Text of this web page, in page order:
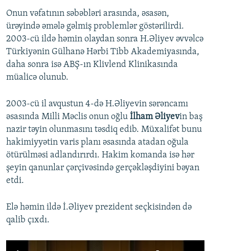
Onun vəfatının səbəbləri arasında, əsasən,
ürəyində əmələ gəlmiş problemlər göstərilirdi.
2003-cü ildə həmin olaydan sonra H.Əliyev əvvəlcə
Türkiyənin Gülhanə Hərbi Tibb Akademiyasında,
daha sonra isə ABŞ-ın Klivlend Klinikasında
müalicə olunub.
2003-cü il avqustun 4-də H.Əliyevin sərəncamı
əsasında Milli Məclis onun oğlu İlham Əliyevin baş
nazir təyin olunmasını təsdiq edib. Müxalifət bunu
hakimiyyətin varis planı əsasında atadan oğula
ötürülməsi adlandırırdı. Hakim komanda isə hər
şeyin qanunlar çərçivəsində gerçəkləşdiyini bəyan
etdi.
Elə həmin ildə İ.Əliyev prezident seçkisindən də
qalib çıxdı.